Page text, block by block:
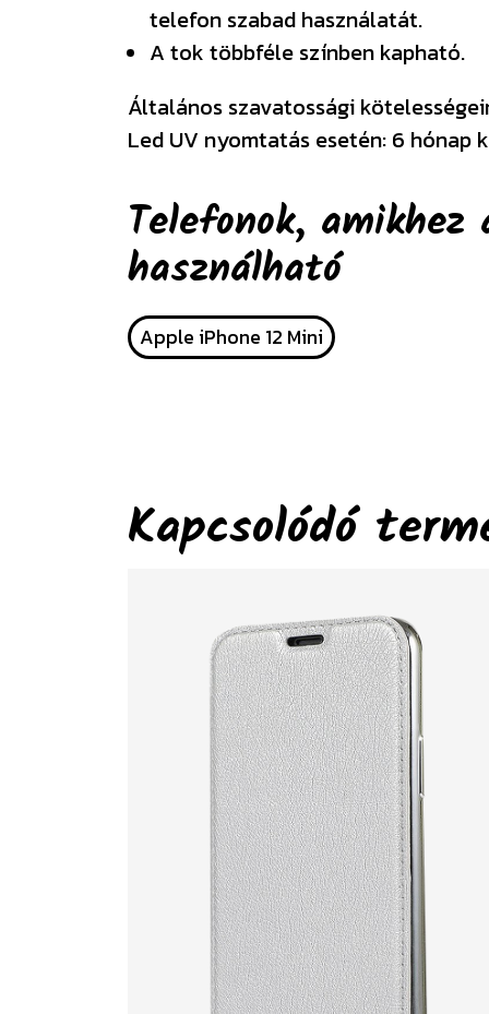
telefon szabad használatát.
A tok többféle színben kapható.
Általános szavatossági
Led UV nyomtatás esetén: 6 hónap
Telefonok,
használható
Apple iPhone 12 Mini
Kapcsolódó